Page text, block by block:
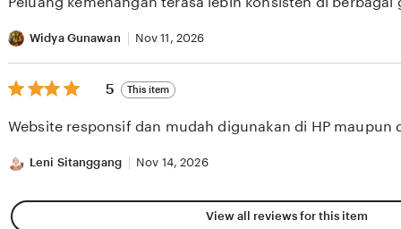
5
Widya Gunawan Nov 11, 2026
5
out
5
5 This item
Website responsif dan mudah digunakan di HP maupun
Leni Sitanggang Nov 14, 2026
View all reviews for this item